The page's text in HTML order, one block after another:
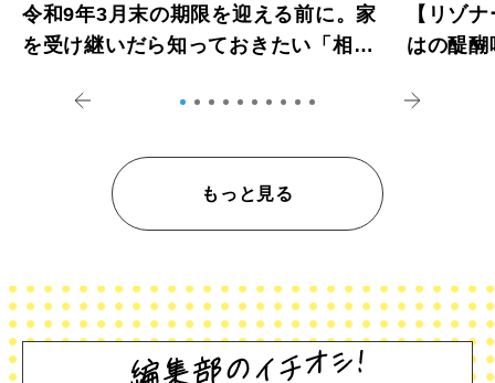
令和9年3月末の期限を迎える前に。家
を受け継いだら知っておきたい「相続
【リゾ
はの醍
もっと見る